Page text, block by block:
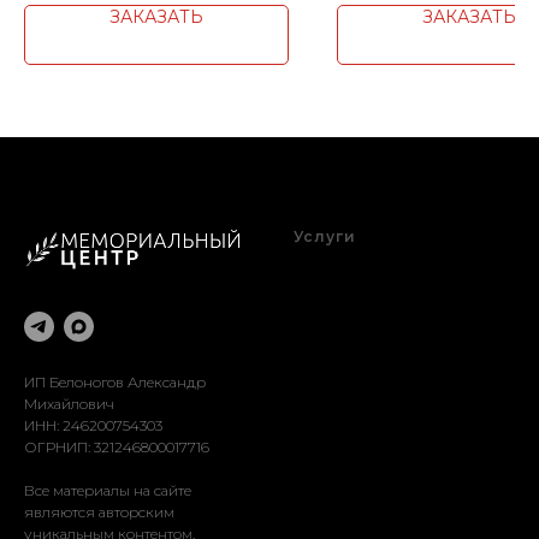
ЗАКАЗАТЬ ЗАКАЗАТЬ
ИП Белоногов Александр
Михайлович
ИНН: 246200754303
ОГРНИП: 321246800017716
Все материалы на сайте
являются авторским
уникальным контентом.
Услуги